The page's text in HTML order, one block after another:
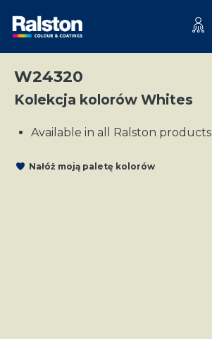
W24320
Kolekcja kolorów Whites
Available in all Ralston products
Nałóż moją paletę kolorów